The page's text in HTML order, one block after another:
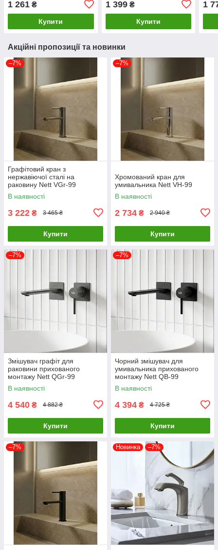
1 261 ₴
Купити
1 399₴
Купити
1
Акційні пропозиції та новинки
–7%
Графітовий кран з
нержавіючої сталі на
раковину Nett VGr-99
В наявності
3 222 ₴ 3 465 ₴
Купити
–7%
Хромований кран для
умивальника Nett VH-99
В наявності
2 734 ₴ 2 940 ₴
Купити
–7%
Змішувач графіт для
раковини прихованого
монтажу Nett QGr-99
В наявності
4 540 ₴ 4 882 ₴
Купити
–7%
Чорний змішувач для
умивальника прихованого
монтажу Nett QB-99
В наявності
4 394 ₴ 4 725 ₴
Купити
–7% Новинка –7%